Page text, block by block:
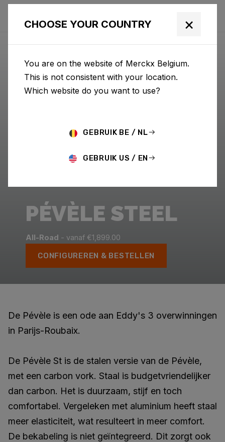
PÉVÈLE STEEL
All-Road - vanaf €1,899.00
CONFIGUREREN & BESTELLEN
De Pévèle is een ode aan Eddy's 3 overwinningen
in Parijs-Roubaix.
De Pévèle St is de stalen versie van de Pévèle,
met een carbon vork. Staal is budgetvriendelijker
dan carbon. Het is duurzaam, stijf en toch
comfortabel. Vergeleken met aluminium heeft staal
meer elasticiteit, wat resulteert in meer comfort.
De bekabeling is niet geïntegreerd. Dit zorgt ook
CHOOSE YOUR COUNTRY ×
You are on the website of Merckx Belgium.
This is not consistent with your location.
Which website do you want to use?
GEBRUIK BE / NL
GEBRUIK US / EN